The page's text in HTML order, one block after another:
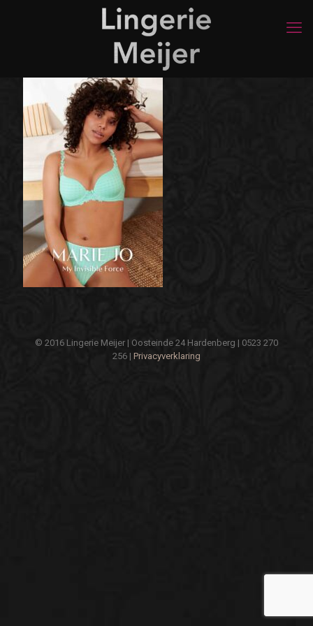
© 2016 Lingerie Meijer | Oosteinde 24 Hardenberg | 0523 270
256 | Privacyverklaring